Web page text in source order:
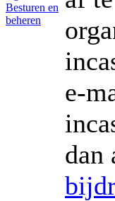
Besturen en
beheren
e-
dan